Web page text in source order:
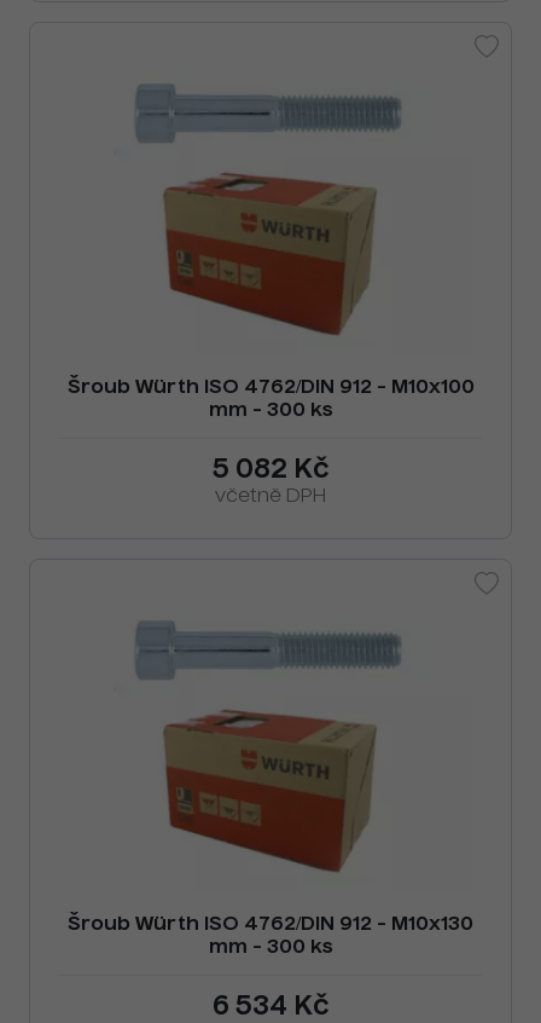
Šroub Würth ISO 4762/DIN 912 - M10x100
mm - 300 ks
5 082 Kč
včetně DPH
Šroub Würth ISO 4762/DIN 912 - M10x130
mm - 300 ks
6 534 Kč